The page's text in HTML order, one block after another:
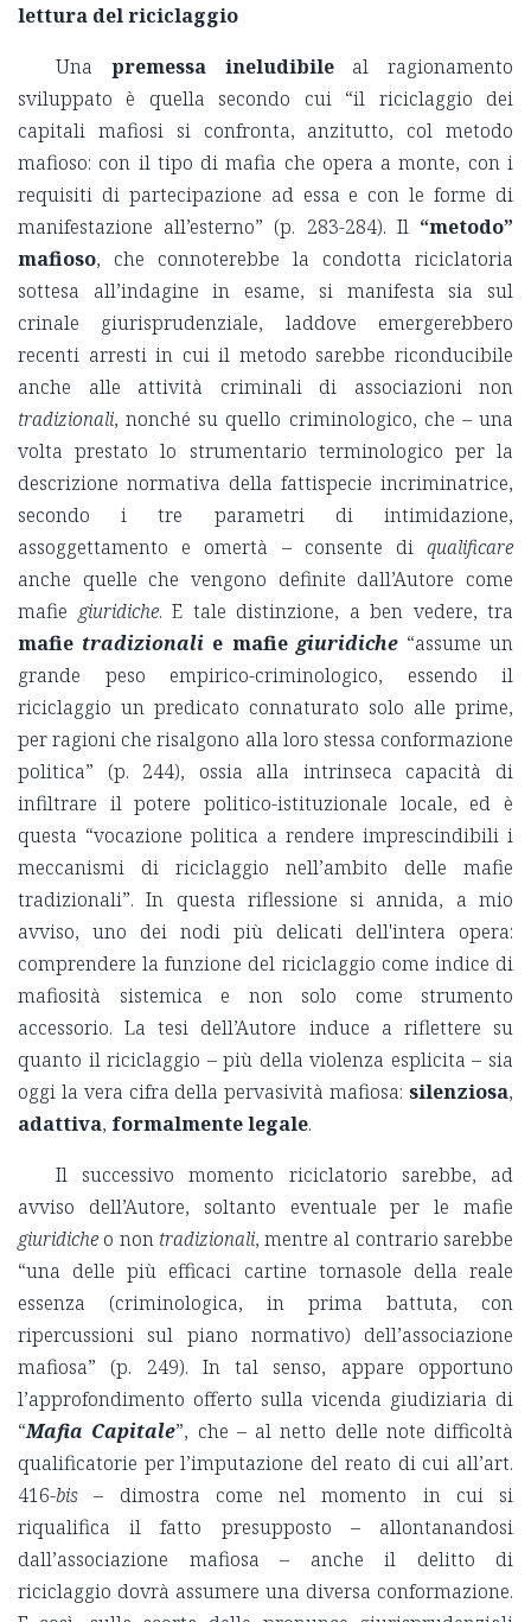
lettura del riciclaggio
Una premessa ineludibileal ragionamento
sviluppato è quella secondo cui “il riciclaggio dei
capitali mafiosi si confronta, anzitutto, col metodo
mafioso: con il tipo di mafia che opera a monte, con i
requisiti di partecipazione ad essa e con le forme di
manifestazione all’esterno” (p. 283-284). Il “metodo”
mafioso, che connoterebbe la condotta riciclatoria
sottesa all’indagine in esame, si manifesta sia sul
crinale giurisprudenziale, laddove emergerebbero
recenti arresti in cui il metodo sarebbe riconducibile
anche alle attività criminali di associazioni non
tradizionali, nonché su quello criminologico, che – una
volta prestato lo strumentario terminologico per la
descrizione normativa della fattispecie incriminatrice,
secondo i tre parametri di intimidazione,
assoggettamento e omertà – consente di qualificare
anche quelle che vengono definite dall’Autore come
mafie giuridiche. E tale distinzione, a ben vedere, tra
mafie tradizionali e mafie giuridiche“assume un
grande peso empirico-criminologico, essendo il
riciclaggio un predicato connaturato solo alle prime,
per ragioni che risalgono alla loro stessa conformazione
politica” (p. 244), ossia alla intrinseca capacità di
infiltrare il potere politico-istituzionale locale, ed è
questa “vocazione politica a rendere imprescindibili i
meccanismi di riciclaggio nell’ambito delle mafie
tradizionali”. In questa riflessione si annida, a mio
avviso, uno dei nodi più delicati dell'intera opera:
comprendere la funzione del riciclaggio come indice di
mafiosità sistemica e non solo come strumento
accessorio. La tesi dell’Autore induce a riflettere su
quanto il riciclaggio – più della violenza esplicita – sia
oggi la vera cifra della pervasività mafiosa: silenziosa,
adattiva, formalmente legale.
Il successivo momento riciclatorio sarebbe, ad
avviso dell’Autore, soltanto eventuale per le mafie
giuridiche o non tradizionali, mentre al contrario sarebbe
“una delle più efficaci cartine tornasole della reale
essenza (criminologica, in prima battuta, con
ripercussioni sul piano normativo) dell’associazione
mafiosa” (p. 249). In tal senso, appare opportuno
l’approfondimento offerto sulla vicenda giudiziaria di
“Mafia Capitale”, che – al netto delle note difficoltà
qualificatorie per l’imputazione del reato di cui all’art.
416-bis – dimostra come nel momento in cui si
riqualifica il fatto presupposto – allontanandosi
dall’associazione mafiosa – anche il delitto di
riciclaggio dovrà assumere una diversa conformazione.